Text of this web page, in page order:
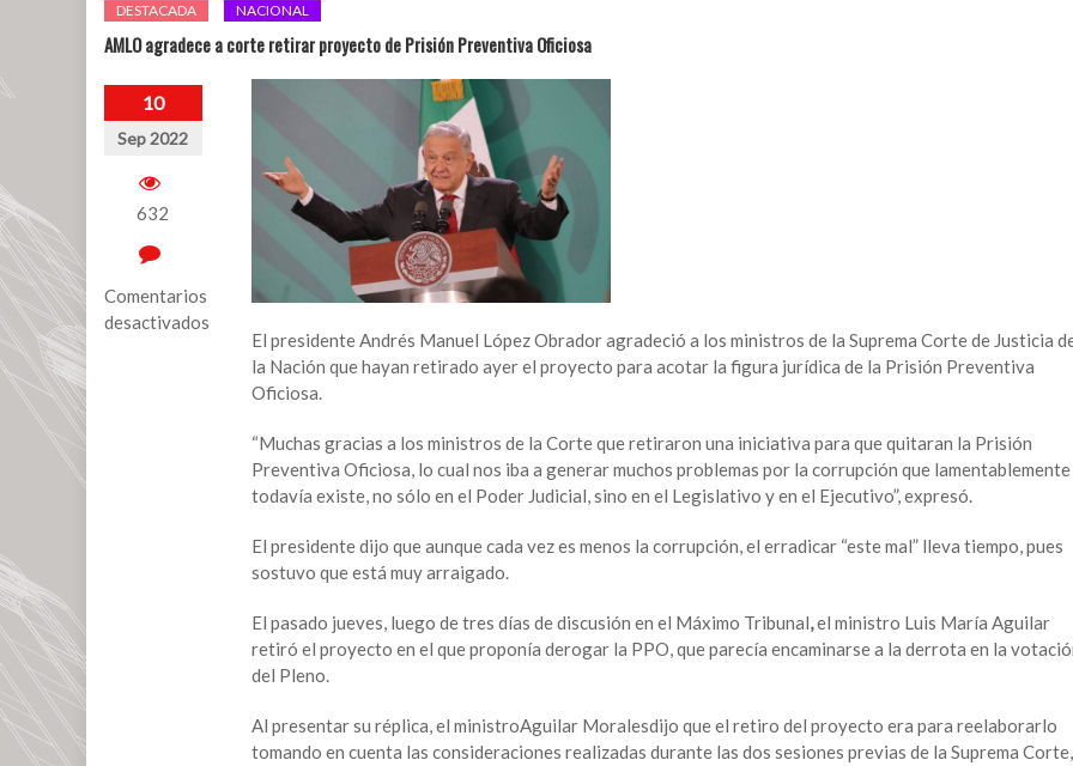
DESTACADA NACIONAL
AMLO agradece a corte retirar proyecto de Prisión Preventiva Oficiosa
10
Sep 2022
632
Comentarios
desactivados
El presidente Andrés Manuel López Obrador agradeció a los ministros de la Suprema Corte de Justicia
la Nación que hayan retirado ayer el proyecto para acotar la figura jurídica de la Prisión Preventiva
Oficiosa.
“Muchas gracias a los ministros de la Corte que retiraron una iniciativa para que quitaran la Prisión
Preventiva Oficiosa, lo cual nos iba a generar muchos problemas por la corrupción que lamentablemente
todavía existe, no sólo en el Poder Judicial, sino en el Legislativo y en el Ejecutivo”, expresó.
El presidente dijo que aunque cada vez es menos la corrupción, el erradicar “este mal” lleva tiempo, pues
sostuvo que está muy arraigado.
El pasado jueves, luego de tres días de discusión en el Máximo Tribunal,el ministro Luis María Aguilar
retiró el proyecto en el que proponía derogar la PPO, que parecía encaminarse a la derrota en la
del Pleno.
Al presentar su réplica, el ministroAguilar Moralesdijo que el retiro del proyecto era para reelaborarlo
tomando en cuenta las consideraciones realizadas durante las dos sesiones previas de la Suprema Corte,